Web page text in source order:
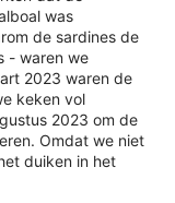
was
de sardines de
- waren we
2023 waren de
keken vol
2023 om de
Omdat we niet
duiken in het